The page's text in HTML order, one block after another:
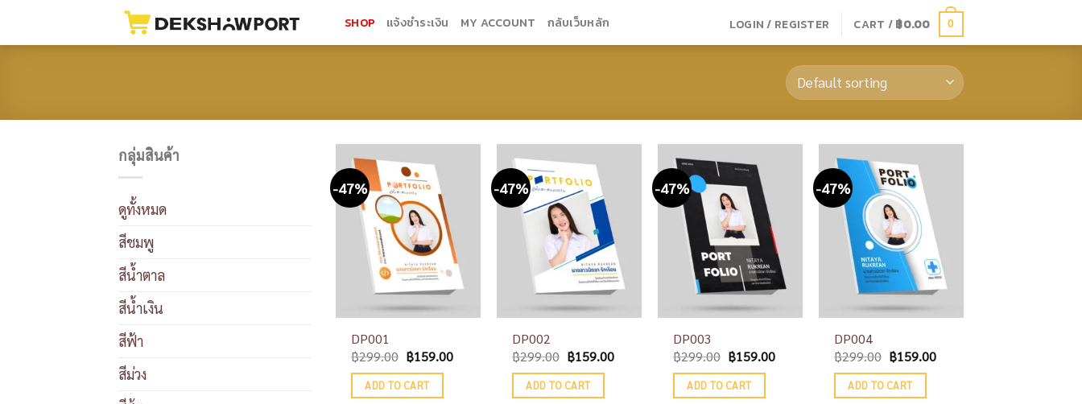
SHOP แจ้งชำระเงิน MY ACCOUNT กลับเว็บหลัก LOGIN / REGISTER CART /฿0.00 0
กลุ่มสินค้า
ดูทั้งหมด
สีชมพู
สีน้ำตาล
สีน้ำเงิน
สีฟ้า
สีม่วง
-47%
Add to
wishlist
DP001
฿299.00 ฿159.00
ADD TO CART
-47%
Add to
wishlist
DP002
฿299.00 ฿159.00
ADD TO CART
-47%
Add to
wishlist
DP003
฿299.00 ฿159.00
ADD TO CART
-47%
Add to
wishlist
DP004
฿299.00 ฿159.00
ADD TO CART